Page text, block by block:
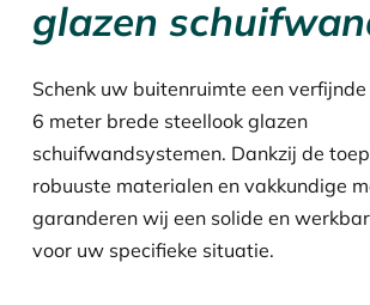
glazen
Schenk uw buitenruimte een
6 meter brede steellook glazen
schuifwandsystemen. Dankzij de
robuuste materialen en vakkundige
garanderen wij een solide en
voor uw specifieke situatie.